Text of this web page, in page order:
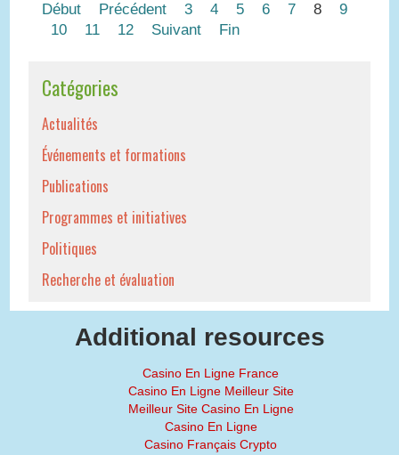
Début Précédent 3 4 5 6 7 8
9
10
11 12 Suivant Fin
Catégories
Actualités
Événements et formations
Publications
Programmes et initiatives
Politiques
Recherche et évaluation
Additional resources
Casino En Ligne France
Casino En Ligne Meilleur Site
Meilleur Site Casino En Ligne
Casino En Ligne
Casino Français Crypto